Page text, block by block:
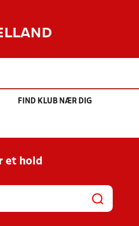
FIND KLUB NÆR DIG
et hold